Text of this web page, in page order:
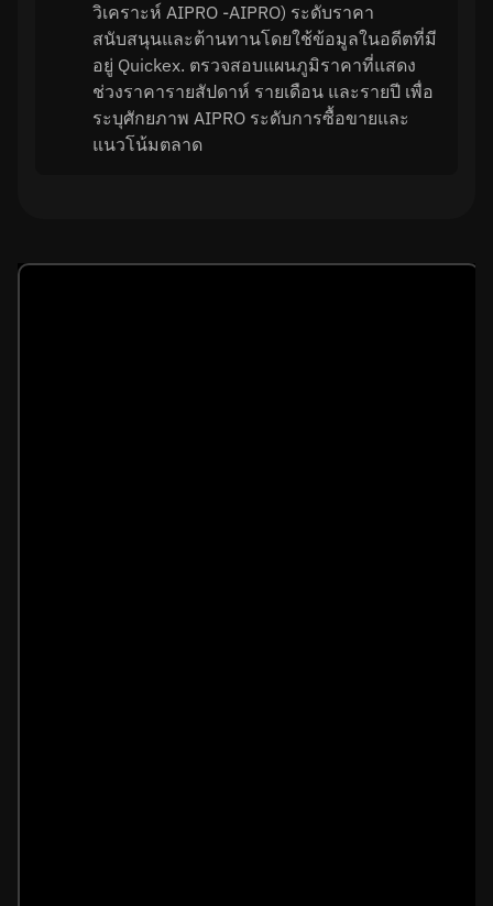
วิเคราะห์ AIPRO -AIPRO) ระดับราคา
สนับสนุนและต้านทานโดยใช้ข้อมูลในอดีตที่มี
อยู่ Quickex. ตรวจสอบแผนภูมิราคาที่แสดง
ช่วงราคารายสัปดาห์ รายเดือน และรายปี เพื่อ
ระบุศักยภาพ AIPRO ระดับการซื้อขายและ
แนวโน้มตลาด